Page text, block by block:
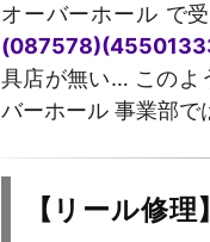
オーバーホール で
具店が無い… このよ
バーホール 事業部で
【リール修